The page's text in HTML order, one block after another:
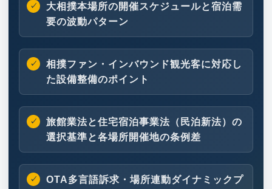
大相撲本場所の開催スケジュールと宿泊需
要の波動パターン
相撲ファン・インバウンド観光客に対応し
た設備整備のポイント
旅館業法と住宅宿泊事業法（民泊新法）の
選択基準と各場所開催地の条例差
OTA多言語訴求・場所連動ダイナミックプ